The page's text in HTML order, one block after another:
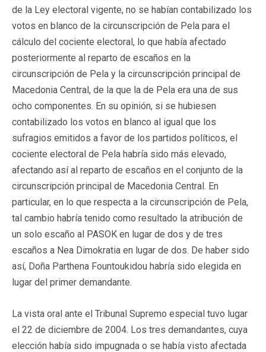
de la Ley electoral vigente, no se habían contabilizado los
votos en blanco de la circunscripción de Pela para el
cálculo del cociente electoral, lo que había afectado
posteriormente al reparto de escaños en la
circunscripción de Pela y la circunscripción principal de
Macedonia Central, de la que la de Pela era una de sus
ocho componentes. En su opinión, si se hubiesen
contabilizado los votos en blanco al igual que los
sufragios emitidos a favor de los partidos políticos, el
cociente electoral de Pela habría sido más elevado,
afectando así al reparto de escaños en el conjunto de la
circunscripción principal de Macedonia Central. En
particular, en lo que respecta a la circunscripción de Pela,
tal cambio habría tenido como resultado la atribución de
un solo escaño al PASOK en lugar de dos y de tres
escaños a Nea Dimokratia en lugar de dos. De haber sido
así, Doña Parthena Fountoukidou habría sido elegida en
lugar del primer demandante.
La vista oral ante el Tribunal Supremo especial tuvo lugar
el 22 de diciembre de 2004. Los tres demandantes, cuya
elección había sido impugnada o se había visto afectada